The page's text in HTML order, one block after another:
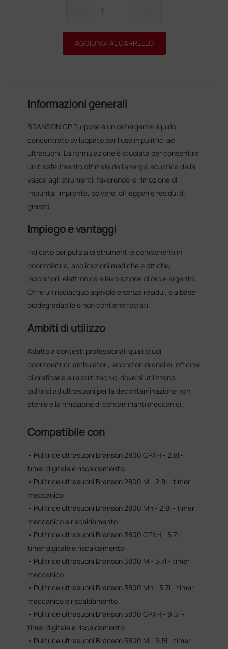
add remove
AGGIUNGI AL CARRELLO
Informazioni generali
BRANSON GP Purpose è un detergente liquido
concentrato sviluppato per l'uso in pulitrici ad
ultrasuoni. La formulazione è studiata per consentire
un trasferimento ottimale dell'energia acustica dalla
vasca agli strumenti, favorendo la rimozione di
impurità, impronte, polvere, oli leggeri e residui di
grasso.
Impiego e vantaggi
Indicato per pulizia di strumenti e componenti in
odontoiatria, applicazioni mediche e ottiche,
laboratori, elettronica e lavorazione di oro e argento.
Offre un risciacquo agevole e senza residui, è a base
biodegradabile e non contiene fosfati.
Ambiti di utilizzo
Adatto a contesti professionali quali studi
odontoiatrici, ambulatori, laboratori di analisi, officine
di oreficeria e reparti tecnici dove si utilizzano
pulitrici ad ultrasuoni per la decontaminazione non
sterile e la rimozione di contaminanti meccanici.
Compatibile con
• Pulitrice ultrasuoni Branson 2800 CPXH - 2.8l -
timer digitale e riscaldamento
• Pulitrice ultrasuoni Branson 2800 M - 2.8l - timer
meccanico
• Pulitrice ultrasuoni Branson 2800 Mh - 2.8l - timer
meccanico e riscaldamento
• Pulitrice ultrasuoni Branson 3800 CPXH - 5.7l -
timer digitale e riscaldamento
• Pulitrice ultrasuoni Branson 3800 M - 5.7l - timer
meccanico
• Pulitrice ultrasuoni Branson 3800 Mh - 5.7l - timer
meccanico e riscaldamento
• Pulitrice ultrasuoni Branson 5800 CPXH - 9.5l -
timer digitale e riscaldamento
• Pulitrice ultrasuoni Branson 5800 M - 9.5l - timer